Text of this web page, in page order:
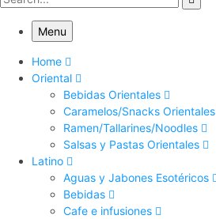
Menu
Home
Oriental
Bebidas Orientales
Caramelos/Snacks Orientales
Ramen/Tallarines/Noodles
Salsas y Pastas Orientales
Latino
Aguas y Jabones Esotéricos
Bebidas
Cafe e infusiones